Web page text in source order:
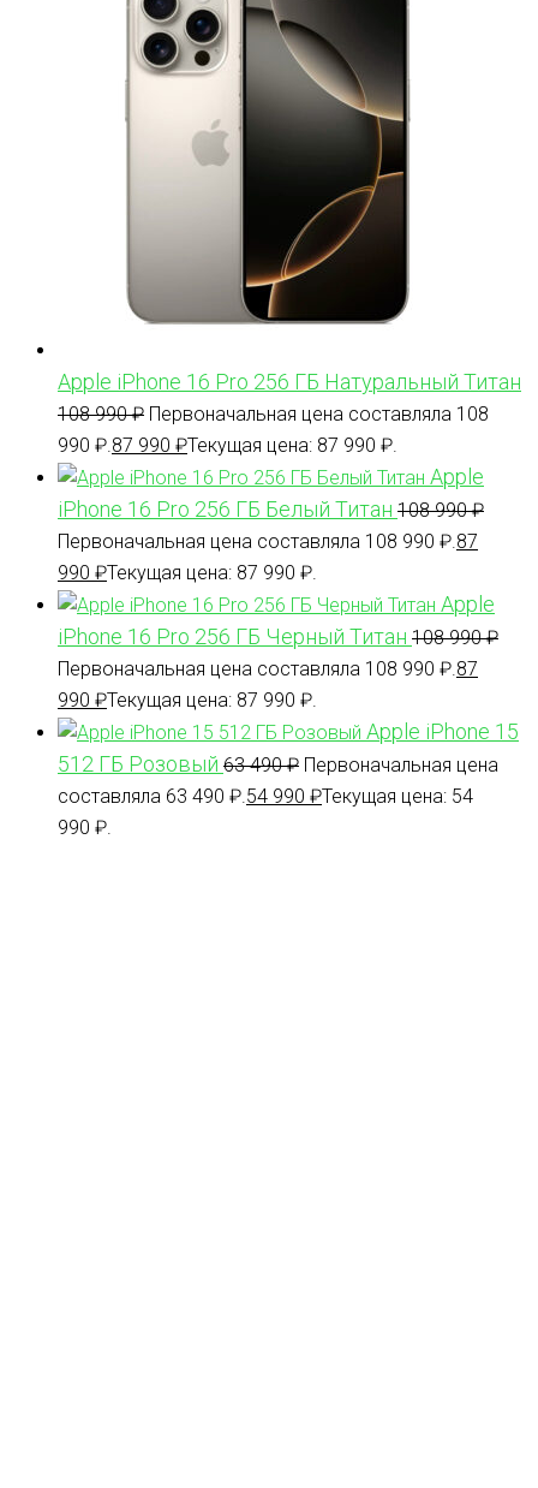
Apple iPhone 16 Pro 256 ГБ Натуральный Титан
108 990₽ Первоначальная цена составляла 108
990 ₽. 87 990 ₽Текущая цена: 87 990 ₽.
Apple
iPhone 16 Pro 256 ГБ Белый Титан 108 990₽
Первоначальная цена составляла 108 990 ₽. 87
990 ₽Текущая цена: 87 990 ₽.
Apple
iPhone 16 Pro 256 ГБ Черный Титан 108 990₽
Первоначальная цена составляла 108 990 ₽. 87
990 ₽Текущая цена: 87 990 ₽.
Apple iPhone 15
512 ГБ Розовый 63 490₽ Первоначальная цена
составляла 63 490 ₽. 54 990 ₽Текущая цена: 54
990 ₽.